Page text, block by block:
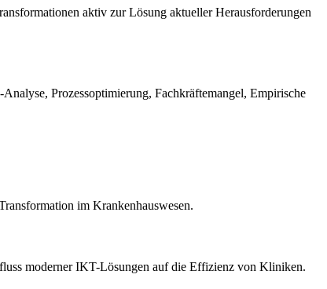
aktiv zur Lösung aktueller Herausforderungen
Prozessoptimierung, Fachkräftemangel, Empirische
im Krankenhauswesen.
moderner IKT-Lösungen auf die Effizienz von Kliniken.